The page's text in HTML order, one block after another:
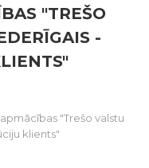
"TREŠO
-
"Trešo valstu
klients"